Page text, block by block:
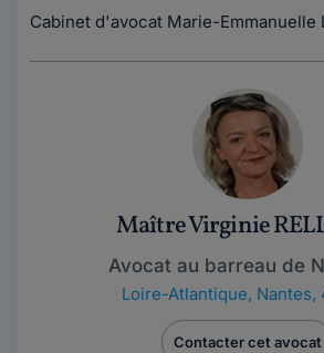
Cabinet d'avocat Marie-Emmanuelle
Maître Virginie
Avocat au barreau de
Loire-Atlantique, Nantes,
Contacter cet avocat